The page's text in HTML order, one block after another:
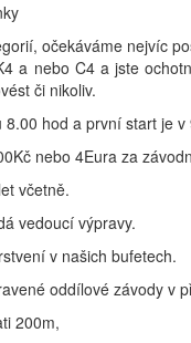
očekáváme nejvíc
a nebo C4 a jste
či nikoliv.
hod a první start je v
nebo 4Eura za
včetně.
vedoucí výpravy.
v našich bufetech.
oddílové závody v
200m,